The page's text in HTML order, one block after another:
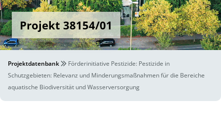
Projekt 38154/01
Projektdatenbank
Förderinitiative Pestizide: Pestizide in
Schutzgebieten: Relevanz und Minderungsmaßnahmen für die Bereiche
aquatische Biodiversität und Wasserversorgung